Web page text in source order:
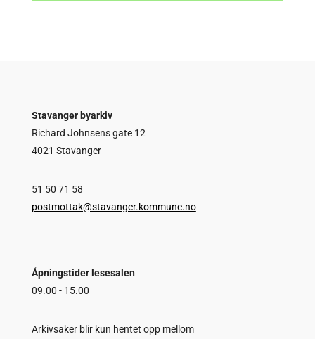
Stavanger byarkiv
Richard Johnsens gate 12
4021 Stavanger
51 50 71 58
postmottak@stavanger.kommune.no
Åpningstider lesesalen
09.00 - 15.00
Arkivsaker blir kun hentet opp mellom